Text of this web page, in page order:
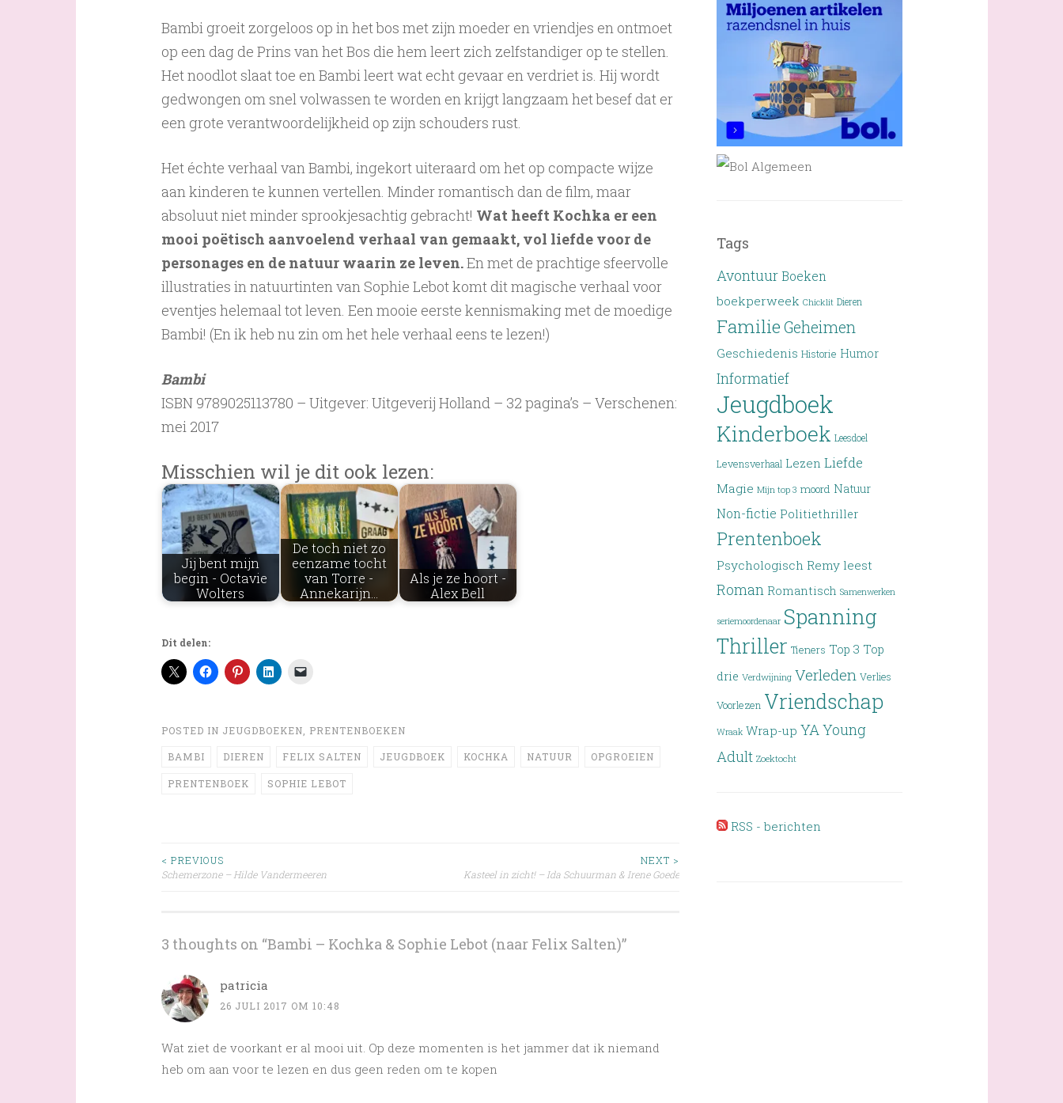
Bambi groeit zorgeloos op in het bos met zijn moeder en vriendjes en ontmoet
op een dag de Prins van het Bos die hem leert zich zelfstandiger op te stellen.
Het noodlot slaat toe en Bambi leert wat echt gevaar en verdriet is. Hij wordt
gedwongen om snel volwassen te worden en krijgt langzaam het besef dat er
een grote verantwoordelijkheid op zijn schouders rust.
Het échte verhaal van Bambi, ingekort uiteraard om het op compacte wijze
aan kinderen te kunnen vertellen. Minder romantisch dan de film, maar
absoluut niet minder sprookjesachtig gebracht! Wat heeft Kochka er een
mooi poëtisch aanvoelend verhaal van gemaakt, vol liefde voor de
personages en de natuur waarin ze leven.En met de prachtige sfeervolle
illustraties in natuurtinten van Sophie Lebot komt dit magische verhaal voor
eventjes helemaal tot leven. Een mooie eerste kennismaking met de moedige
Bambi! (En ik heb nu zin om het hele verhaal eens te lezen!)
Bambi
ISBN 9789025113780 – Uitgever: Uitgeverij Holland – 32 pagina’s – Verschenen:
mei 2017
Misschien wil je dit ook lezen:
Jij bent mijn
begin - Octavie
Wolters
De toch niet zo
eenzame tocht
van Torre -
Annekarijn…
Als je ze hoort -
Alex Bell
Dit delen:
POSTED IN JEUGDBOEKEN PRENTENBOEKEN
BAMBI DIEREN FELIX SALTEN JEUGDBOEK KOCHKA NATUUR OPGROEIEN
PRENTENBOEK SOPHIE LEBOT
Post
< PREVIOUS
Schemerzone – Hilde Vandermeeren
NEXT >
Kasteel in zicht! – Ida Schuurman & Irene Goede
3 thoughts on “Bambi – Kochka & Sophie Lebot (naar Felix Salten)”
patricia
26 JULI 2017 OM 10:48
Wat ziet de voorkant er al mooi uit. Op deze momenten is het jammer dat ik niemand
heb om aan voor te lezen en dus geen reden om te kopen
Tags
Avontuur Boeken
boekperweek Chicklit Dieren
Familie Geheimen
Geschiedenis Historie Humor
Informatief
Jeugdboek
Kinderboek Leesdoel
Levensverhaal Lezen Liefde
Magie Mijn top 3 moord Natuur
Non-fictie Politiethriller
Prentenboek
Psychologisch Remy leest
Roman Romantisch Samenwerken
seriemoordenaar Spanning
Thriller Tieners Top 3 Top
drie Verdwijning Verleden Verlies
Voorlezen Vriendschap
Wraak Wrap-up YAYoung
Adult Zoektocht
RSS - berichten